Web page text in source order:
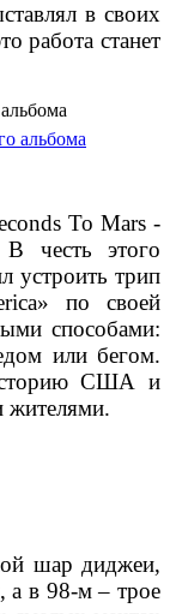
в своих
работа станет
To Mars -
честь этого
устроить трип
по своей
способами:
или бегом.
США и
жителями.
шар диджеи,
а в 98-м – трое